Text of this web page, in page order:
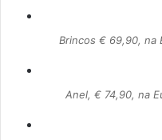
Brincos € 69,90, na
Anel, € 74,90, na